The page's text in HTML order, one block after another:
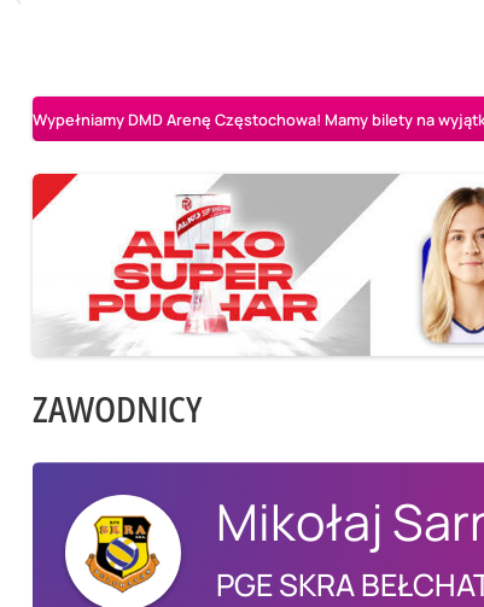
Wypełniamy DMD Arenę Częstochowa! Mamy bilety na
ZAWODNICY
Mikołaj
PGE SKRA